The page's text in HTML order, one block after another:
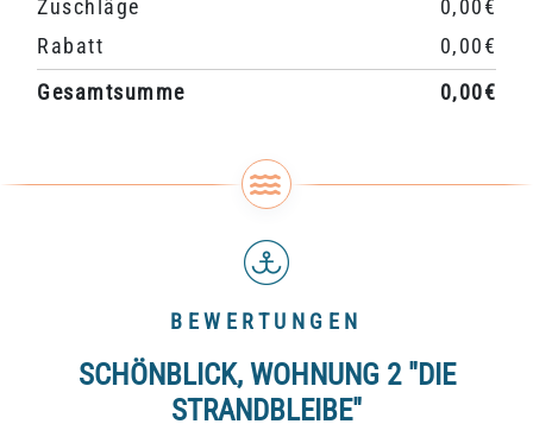
Zuschläge
0,00€
Rabatt
0,00€
Gesamtsumme
0,00€
BEWERTUNGEN
SCHÖNBLICK, WOHNUNG 2 "DIE
STRANDBLEIBE"